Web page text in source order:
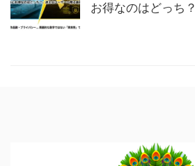
お得なのはどっち？